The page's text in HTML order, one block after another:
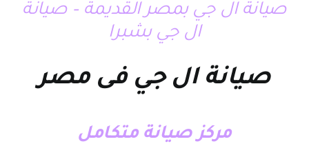
صيانة ال جي بمصر القديمة – صيانة
ال جي بشبرا
صيانة ال جي فى مصر
مركز صيانة متكامل